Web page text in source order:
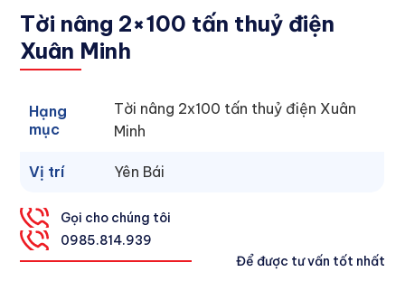
Tời nâng 2×100 tấn thuỷ điện
Xuân Minh
Hạng
mục
Tời nâng 2x100 tấn thuỷ điện Xuân
Minh
Vị trí Yên Bái
Gọi cho chúng tôi
0985.814.939
Để được tư vấn tốt nhất